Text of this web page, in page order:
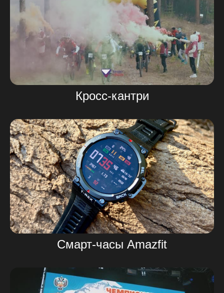
Кросс-кантри
Смарт-часы Amazfit